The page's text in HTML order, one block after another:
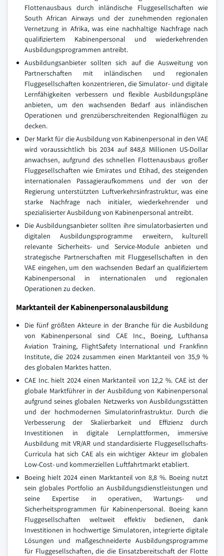
Flottenausbaus durch inländische Fluggesellschaften wie
South African Airways und der zunehmenden regionalen
Vernetzung in Afrika, was eine nachhaltige Nachfrage nach
qualifiziertem Kabinenpersonal und wiederkehrenden
Ausbildungsprogrammen antreibt.
Ausbildungsanbieter sollten sich auf die Ausweitung von
Partnerschaften mit inländischen und regionalen
Fluggesellschaften konzentrieren, die Simulator- und digitale
Lernfähigkeiten verbessern und flexible Ausbildungspläne
anbieten, um den wachsenden Bedarf aus inländischen
Operationen und grenzüberschreitenden Regionalflügen zu
decken.
Der Markt für die Ausbildung von Kabinenpersonal in den VAE
wird voraussichtlich bis 2034 auf 848,8 Millionen US-Dollar
anwachsen, aufgrund des schnellen Flottenausbaus großer
Fluggesellschaften wie Emirates und Etihad, des steigenden
internationalen Passagieraufkommens und der von der
Regierung unterstützten Luftverkehrsinfrastruktur, was eine
starke Nachfrage nach initialer, wiederkehrender und
spezialisierter Ausbildung von Kabinenpersonal antreibt.
Die Ausbildungsanbieter sollten ihre simulatorbasierten und
digitalen Ausbildungsprogramme erweitern, kulturell
relevante Sicherheits- und Service-Module anbieten und
strategische Partnerschaften mit Fluggesellschaften in den
VAE eingehen, um den wachsenden Bedarf an qualifiziertem
Kabinenpersonal in internationalen und regionalen
Operationen zu decken.
Marktanteil der Kabinenpersonalausbildung
Die fünf größten Akteure in der Branche für die Ausbildung
von Kabinenpersonal sind CAE Inc., Boeing, Lufthansa
Aviation Training, FlightSafety International und Frankfinn
Institute, die 2024 zusammen einen Marktanteil von 35,9 %
des globalen Marktes hatten.
CAE Inc. hielt 2024 einen Marktanteil von 12,2 %. CAE ist der
globale Marktführer in der Ausbildung von Kabinenpersonal
aufgrund seines globalen Netzwerks von Ausbildungsstätten
und der hochmodernen Simulatorinfrastruktur. Durch die
Verbesserung der Skalierbarkeit und Effizienz durch
Investitionen in digitale Lernplattformen, immersive
Ausbildung mit VR/AR und standardisierte Fluggesellschafts-
Curricula hat sich CAE als ein wichtiger Akteur im globalen
Low-Cost- und kommerziellen Luftfahrtmarkt etabliert.
Boeing hielt 2024 einen Marktanteil von 8,8 %. Boeing nutzt
sein globales Portfolio an Ausbildungsdienstleistungen und
seine Expertise in operativen, Wartungs- und
Sicherheitsprogrammen für Kabinenpersonal. Boeing kann
Fluggesellschaften weltweit effektiv bedienen, dank
Investitionen in hochwertige Simulatoren, integrierte digitale
Lösungen und maßgeschneiderte Ausbildungsprogramme
für Fluggesellschaften, die die Einsatzbereitschaft der Flotte